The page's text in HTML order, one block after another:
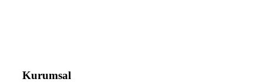
Kurumsal